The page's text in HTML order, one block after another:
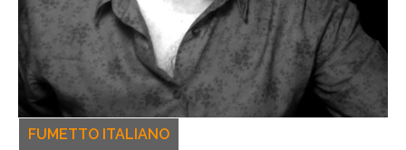
FUMETTO ITALIANO